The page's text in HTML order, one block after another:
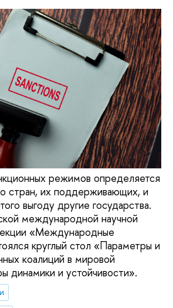
режимов определяется
стран, их поддерживающих, и
выгоду другие государства.
международной научной
«Международные
круглый стол «Параметры и
коалиций в мировой
динамики и устойчивости».